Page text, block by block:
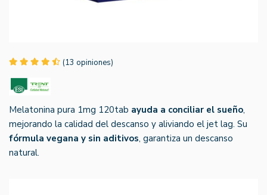
(13 opiniones)
Melatonina pura 1mg 120tab ayuda a conciliar el sueño,
mejorando la calidad del descanso y aliviando el jet lag. Su
fórmula vegana y sin aditivos, garantiza un descanso
natural.